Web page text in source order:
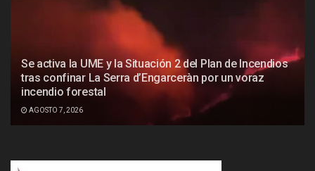
Se activa la UME y la Situación 2 del Plan de Incendios
tras confinar La Serra d’Engarceràn por un voraz
incendio forestal
AGOSTO 7, 2026